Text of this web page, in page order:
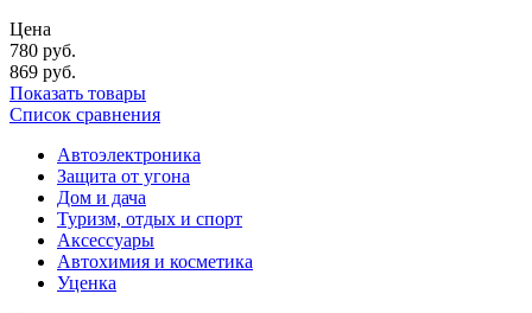
Цена
780 руб.
869 руб.
Показать товары
Список сравнения
Автоэлектроника
Защита от угона
Дом и дача
Туризм, отдых и спорт
Аксессуары
Автохимия и косметика
Уценка